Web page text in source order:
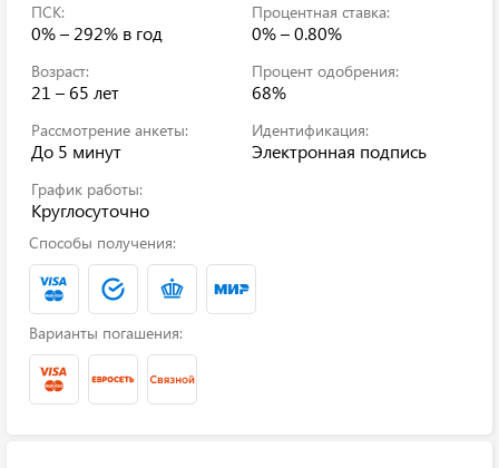
ПСК:
0% – 292% в год
Процентная ставка:
0% – 0.80%
Возраст:
21 – 65 лет
Процент одобрения:
68%
Рассмотрение анкеты:
До 5 минут
Идентификация:
Электронная подпись
График работы:
Круглосуточно
Способы получения:
Варианты погашения: